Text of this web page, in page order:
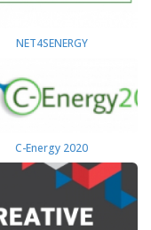
NET4SENERGY
C-Energy 2020